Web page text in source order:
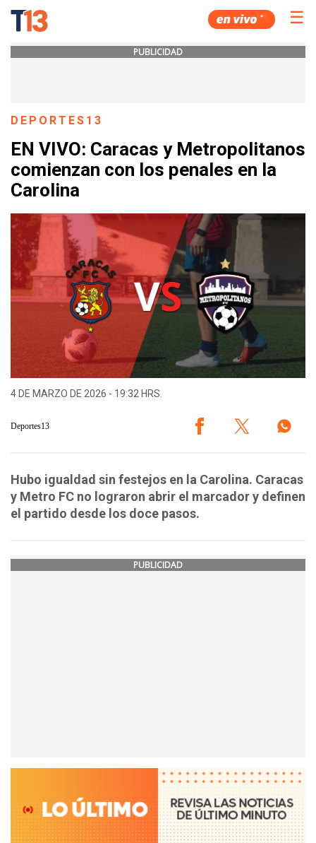
☰
PUBLICIDAD
DEPORTES13
EN VIVO: Caracas y Metropolitanos
comienzan con los penales en la
Carolina
4 DE MARZO DE 2026 - 19:32 HRS.
Deportes13
Hubo igualdad sin festejos en la Carolina. Caracas
y Metro FC no lograron abrir el marcador y definen
el partido desde los doce pasos.
PUBLICIDAD